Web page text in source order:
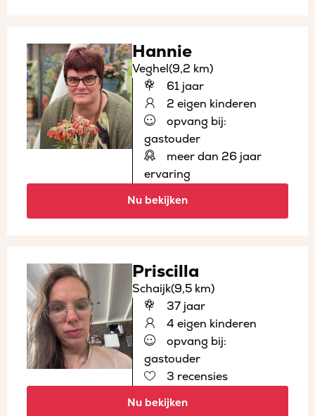
Hannie
Veghel(9,2 km)
61 jaar
2 eigen kinderen
opvang bij:
gastouder
meer dan 26 jaar
ervaring
Nu bekijken
Priscilla
Schaijk(9,5 km)
37 jaar
4 eigen kinderen
opvang bij:
gastouder
3 recensies
Nu bekijken